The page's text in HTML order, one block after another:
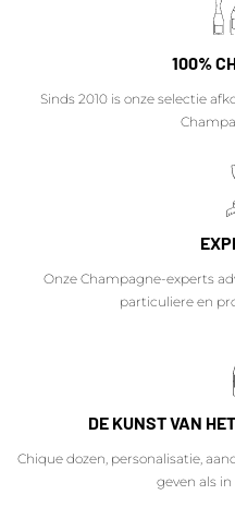
100%
Sinds 2010 is onze selectie
Onze Champagne-experts
particuliere en
DE KUNST VAN
Chique dozen, personalisatie,
geven als